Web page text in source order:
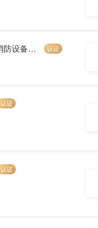
湖北省汉楚澳龙消防设备有限公司 认证
认证
认证